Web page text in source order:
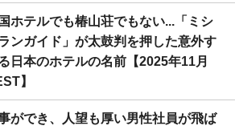
ホテルでも椿山荘でもない...「ミシ
ンガイド」が太鼓判を押した意外す
日本のホテルの名前【2025年11月
】
ができ、人望も厚い男性社員が飛ば